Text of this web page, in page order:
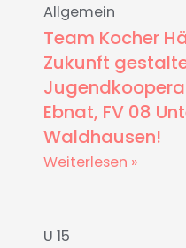
Allgemein
Team Kocher
Zukunft
Ebnat, FV 08
Waldhausen!
Weiterlesen »
U 15